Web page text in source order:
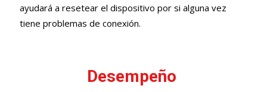
ayudará a resetear el dispositivo por si alguna vez
tiene problemas de conexión.
Desempeño